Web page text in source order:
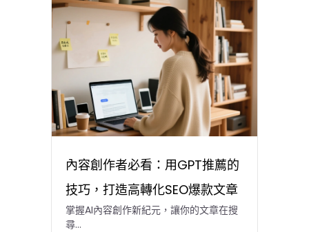
內容創作者必看：用GPT推薦的
技巧，打造高轉化SEO爆款文章
掌握AI內容創作新紀元，讓你的文章在搜
尋…